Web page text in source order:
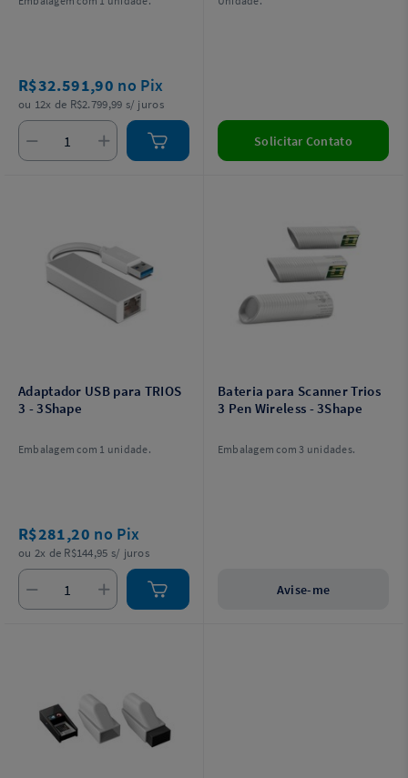
R$32.591,90 no Pix
ou 12x de R$2.799,99 s/ juros
Solicitar Contato
Adaptador USB para TRIOS
3 - 3Shape
Embalagem com 1 unidade.
R$281,20 no Pix
ou 2x de R$144,95 s/ juros
Bateria para Scanner Trios
3 Pen Wireless - 3Shape
Embalagem com 3 unidades.
Avise-me